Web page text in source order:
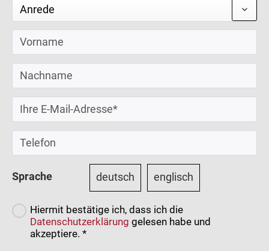
Sprache deutsch englisch
Hiermit bestätige ich, dass ich die
Datenschutzerklärung gelesen habe und
akzeptiere. *